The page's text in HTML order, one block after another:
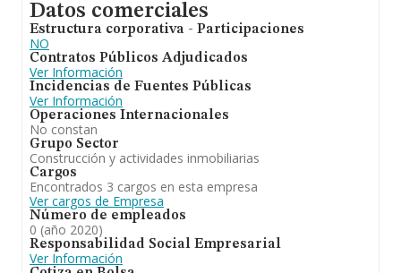
Datos comerciales
Estructura corporativa - Participaciones
NO
Contratos Públicos Adjudicados
Ver Información
Incidencias de Fuentes Públicas
Ver Información
Operaciones Internacionales
No constan
Grupo Sector
Construcción y actividades inmobiliarias
Cargos
Encontrados 3 cargos en esta empresa
Ver cargos de Empresa
Número de empleados
0 (año 2020)
Responsabilidad Social Empresarial
Ver Información